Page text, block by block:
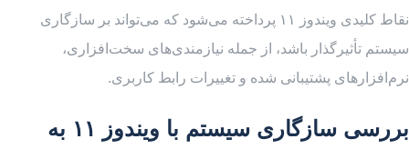
نقاط کلیدی ویندوز ۱۱ پرداخته می‌شود که می‌تواند بر سازگاری
سیستم تأثیرگذار باشد، از جمله نیازمندی‌های سخت‌افزاری،
نرم‌افزارهای پشتیبانی شده و تغییرات رابط کاربری.
بررسی سازگاری سیستم با ویندوز ۱۱ به